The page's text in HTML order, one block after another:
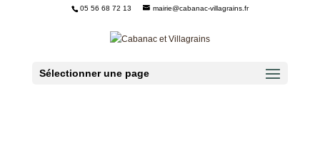
05 56 68 72 13 mairie@cabanac-villagrains.fr
Sélectionner une page